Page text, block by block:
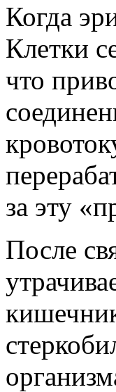
Когда
Клетки
что
за эту
После